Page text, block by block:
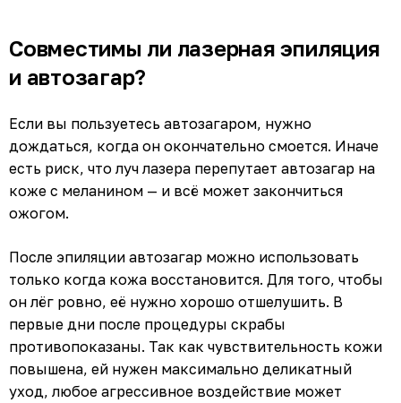
Совместимы ли лазерная эпиляция
и автозагар?
Если вы пользуетесь автозагаром, нужно
дождаться, когда он окончательно смоется. Иначе
есть риск, что луч лазера перепутает автозагар на
коже с меланином — и всё может закончиться
ожогом.
После эпиляции автозагар можно использовать
только когда кожа восстановится. Для того, чтобы
он лёг ровно, её нужно хорошо отшелушить. В
первые дни после процедуры скрабы
противопоказаны. Так как чувствительность кожи
повышена, ей нужен максимально деликатный
уход, любое агрессивное воздействие может